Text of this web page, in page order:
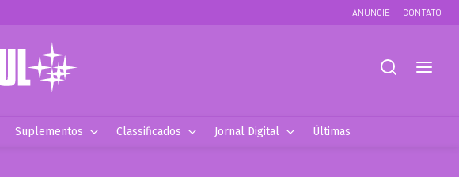
ANUNCIE CONTATO
Suplementos Classificados Jornal Digital Últimas